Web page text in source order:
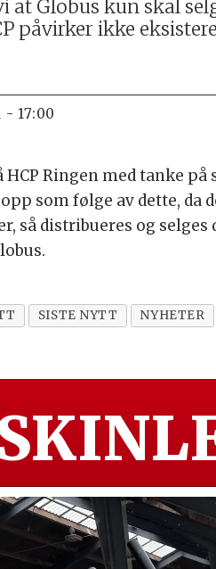
at Globus kun skal
påvirker ikke
- 17:00
HCP Ringen med tanke
som følge av dette,
så distribueres og
SISTE NYTT NYHETER